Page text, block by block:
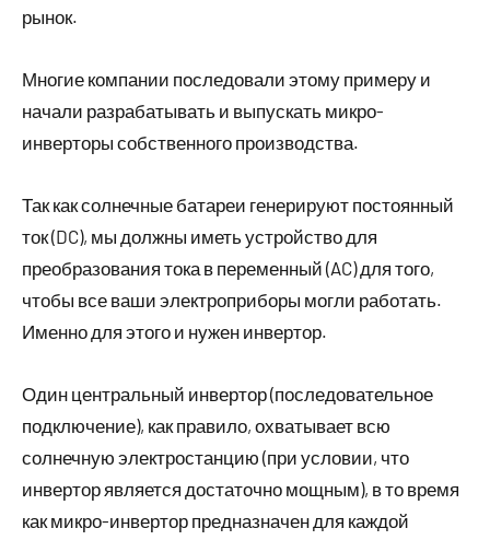
рынок.
Многие компании последовали этому примеру и
начали разрабатывать и выпускать микро-
инверторы собственного производства.
Так как солнечные батареи генерируют постоянный
ток (DC), мы должны иметь устройство для
преобразования тока в переменный (AC) для того,
чтобы все ваши электроприборы могли работать.
Именно для этого и нужен инвертор.
Один центральный инвертор (последовательное
подключение), как правило, охватывает всю
солнечную электростанцию (при условии, что
инвертор является достаточно мощным), в то время
как микро-инвертор предназначен для каждой